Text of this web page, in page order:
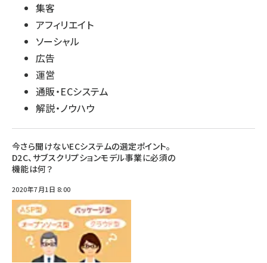
集客
アフィリエイト
ソーシャル
広告
運営
通販・ECシステム
解説・ノウハウ
今さら聞けないECシステムの選定ポイント。
D2C、サブスクリプションモデル事業に必須の
機能は何？
2020年7月1日 8:00